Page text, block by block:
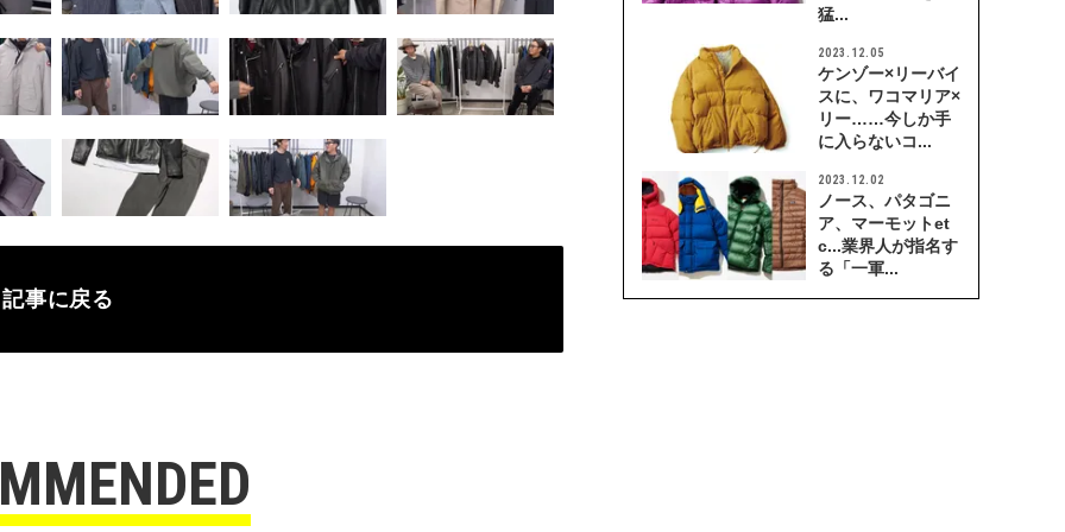
記事に戻る
猛...
2023.12.05
ケンゾー×リーバイ
スに、ワコマリア×
リー……今しか手
に入らないコ...
2023.12.02
ノース、パタゴニ
ア、マーモットet
c...業界人が指名す
る「一軍...